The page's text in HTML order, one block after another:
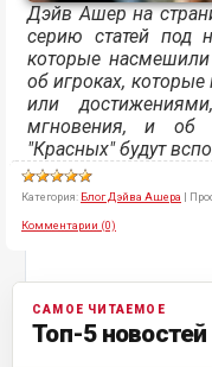
Дэйв Ашер на
серию статей под
которые
об игроках,
или
мгновения, и об
"Красных" будут
Категория: Блог Дэйва Ашера |
Комментарии (0)
САМОЕ ЧИТАЕМОЕ
Топ-5 новостей